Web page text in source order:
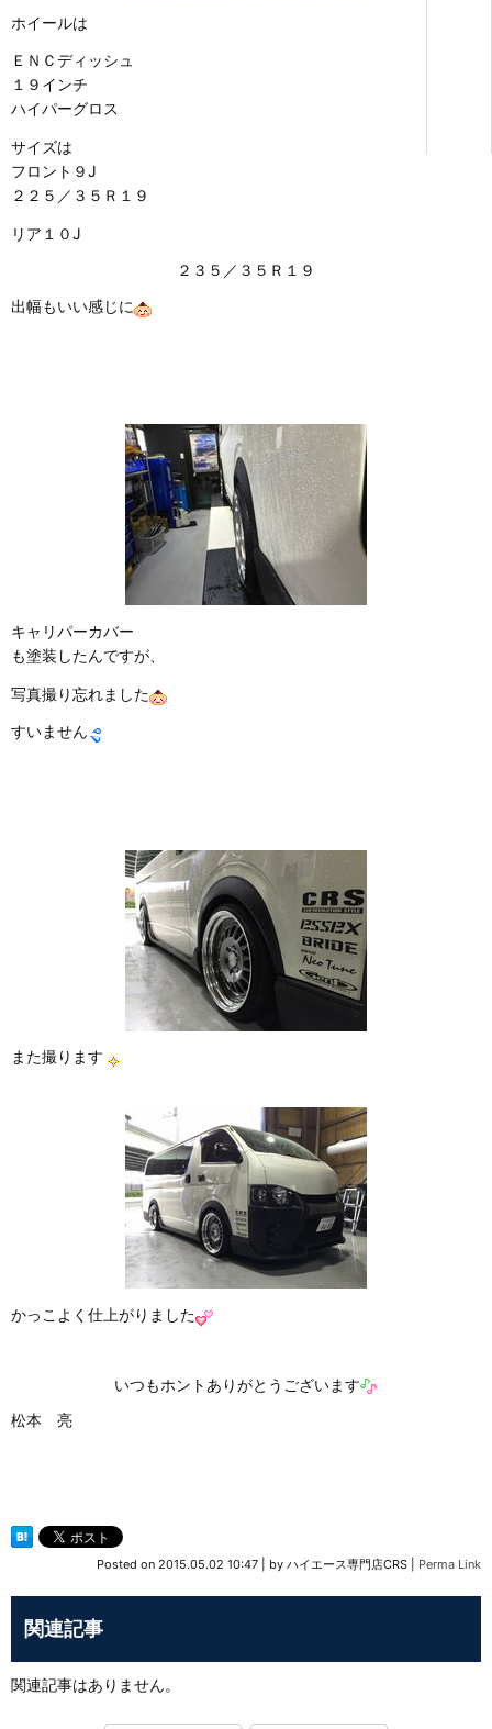
ホイールは
ＥＮＣディッシュ
１９インチ
ハイパーグロス
サイズは
フロント９J
２２５／３５Ｒ１９
リア１０J
２３５／３５Ｒ１９
出幅もいい感じに
キャリパーカバー
も塗装したんですが、
写真撮り忘れました
すいません
また撮ります
かっこよく仕上がりました
いつもホントありがとうございます
松本 亮
Posted on 2015.05.02 10:47 by ハイエース専門店CRS Perma Link
関連記事
関連記事はありません。